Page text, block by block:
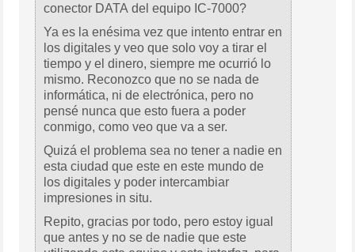
conector DATA del equipo IC-7000?
Ya es la enésima vez que intento entrar en
los digitales y veo que solo voy a tirar el
tiempo y el dinero, siempre me ocurrió lo
mismo. Reconozco que no se nada de
informática, ni de electrónica, pero no
pensé nunca que esto fuera a poder
conmigo, como veo que va a ser.
Quizá el problema sea no tener a nadie en
esta ciudad que este en este mundo de
los digitales y poder intercambiar
impresiones in situ.
Repito, gracias por todo, pero estoy igual
que antes y no se de nadie que este